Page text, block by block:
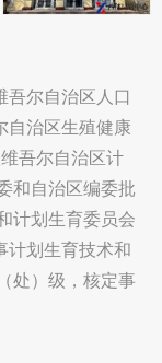
尔自治区人口
自治区生殖健康
吾尔自治区计
和自治区编委批
计划生育委员会
计划生育技术和
处）级，核定事